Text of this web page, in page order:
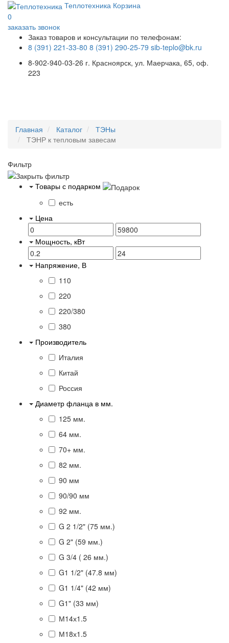
Теплотехника Корзина
0
заказать звонок
Заказ товаров и консультации по телефонам:
8 (391) 221-33-80 8 (391) 290-25-79 sib-teplo@bk.ru
8-902-940-03-26 г. Красноярск, ул. Маерчака, 65, оф.
223
Главная Каталог
ТЭНы
ТЭНР к тепловым завесам
Фильтр
Товары с подарком
есть
Цена
Мощность, кВт
Напряжение, В
110
220
220/380
380
Производитель
Италия
Китай
Россия
Диаметр фланца в мм.
125 мм.
64 мм.
70+ мм.
82 мм.
90 мм
90/90 мм
92 мм.
G 2 1/2" (75 мм.)
G 2" (59 мм.)
G 3/4 ( 26 мм.)
G1 1/2" (47.8 мм)
G1 1/4" (42 мм)
G1" (33 мм)
М14х1.5
М18х1.5